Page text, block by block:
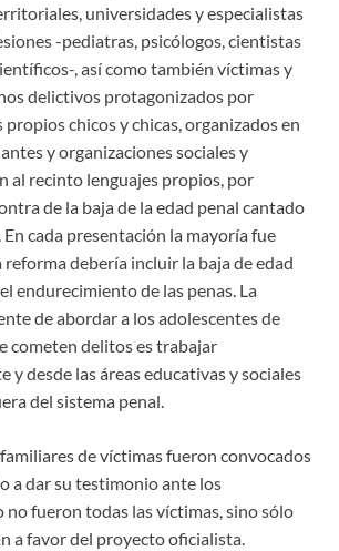
universidades y especialistas
-pediatras, psicólogos, cientistas
, así como también víctimas y
delictivos protagonizados por
propios chicos y chicas, organizados en
y organizaciones sociales y
al recinto lenguajes propios, por
de la baja de la edad penal cantado
cada presentación la mayoría fue
debería incluir la baja de edad
endurecimiento de las penas. La
de abordar a los adolescentes de
cometen delitos es trabajar
y desde las áreas educativas y sociales
del sistema penal.
de víctimas fueron convocados
a dar su testimonio ante los
no fueron todas las víctimas, sino sólo
a favor del proyecto oficialista.